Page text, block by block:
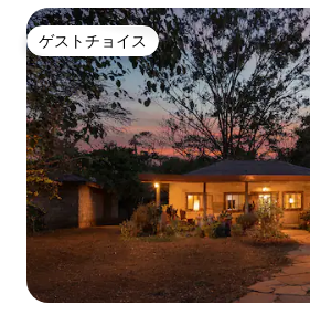
ゲストチョイス
ゲストチョイス